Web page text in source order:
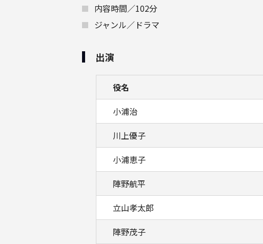
内容時間／102分
ジャンル／ドラマ
出演
役名
小浦治
川上優子
小浦恵子
陣野航平
立山孝太郎
陣野茂子